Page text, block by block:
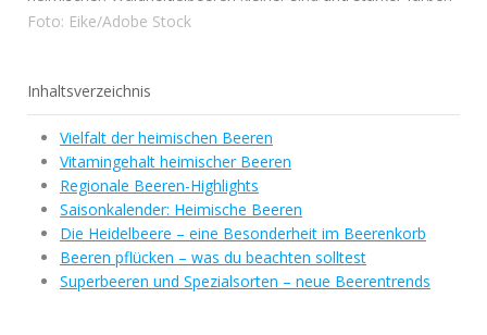
Foto: Eike/Adobe Stock
Inhaltsverzeichnis
Vielfalt der heimischen Beeren
Vitamingehalt heimischer Beeren
Regionale Beeren-Highlights
Saisonkalender: Heimische Beeren
Die Heidelbeere – eine Besonderheit im Beerenkorb
Beeren pflücken – was du beachten solltest
Superbeeren und Spezialsorten – neue Beerentrends